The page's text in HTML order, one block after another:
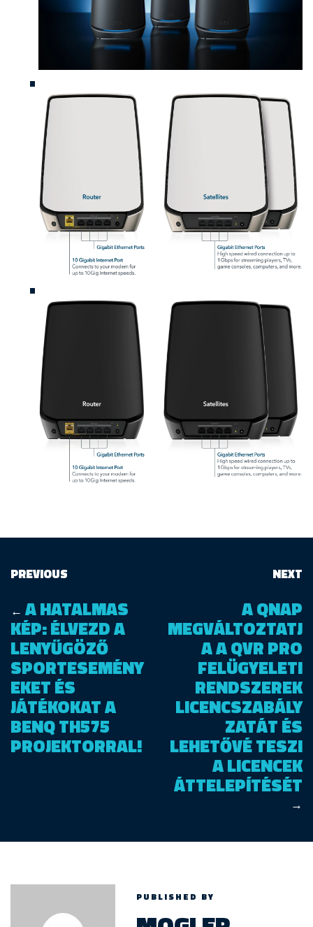
PREVIOUS
← A HATALMAS
KÉP: ÉLVEZD A
LENYŰGÖZŐ
SPORTESEMÉNY
EKET ÉS
JÁTÉKOKAT A
BENQ TH575
PROJEKTORRAL!
NEXT
A QNAP
MEGVÁLTOZTATJ
A A QVR PRO
FELÜGYELETI
RENDSZEREK
LICENCSZABÁLY
ZATÁT ÉS
LEHETŐVÉ TESZI
A LICENCEK
ÁTTELEPÍTÉSÉT
→
PUBLISHED BY